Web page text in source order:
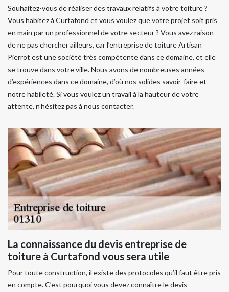
Souhaitez-vous de réaliser des travaux relatifs à votre toiture ?
Vous habitez à Curtafond et vous voulez que votre projet soit pris
en main par un professionnel de votre secteur ? Vous avez raison
de ne pas chercher ailleurs, car l’entreprise de toiture Artisan
Pierrot est une société très compétente dans ce domaine, et elle
se trouve dans votre ville. Nous avons de nombreuses années
d’expériences dans ce domaine, d’où nos solides savoir-faire et
notre habileté. Si vous voulez un travail à la hauteur de votre
attente, n’hésitez pas à nous contacter.
La connaissance du devis entreprise de
toiture à Curtafond vous sera utile
Pour toute construction, il existe des protocoles qu’il faut être pris
en compte. C’est pourquoi vous devez connaître le devis